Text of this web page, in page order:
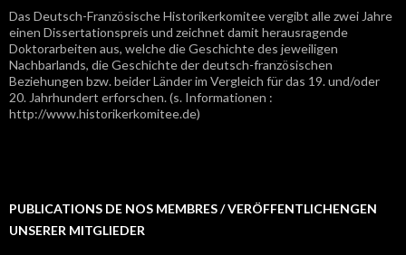
Das Deutsch-Französische Historikerkomitee vergibt alle zwei Jahre
einen Dissertationspreis und zeichnet damit herausragende
Doktorarbeiten aus, welche die Geschichte des jeweiligen
Nachbarlands, die Geschichte der deutsch-französischen
Beziehungen bzw. beider Länder im Vergleich für das 19. und/oder
20. Jahrhundert erforschen. (s. Informationen :
http://www.historikerkomitee.de)
PUBLICATIONS DE NOS MEMBRES / VERÖFFENTLICHENGEN
UNSERER MITGLIEDER